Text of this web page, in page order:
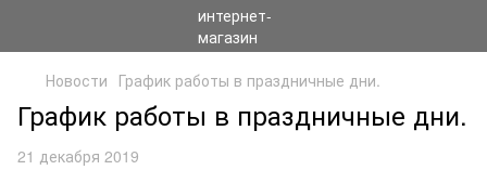
Новости График работы в праздничные дни.
График работы в праздничные дни.
21 декабря 2019